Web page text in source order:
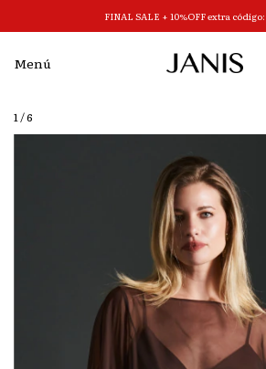
FINAL SALE + 10%OFF extra
Menú
1/6